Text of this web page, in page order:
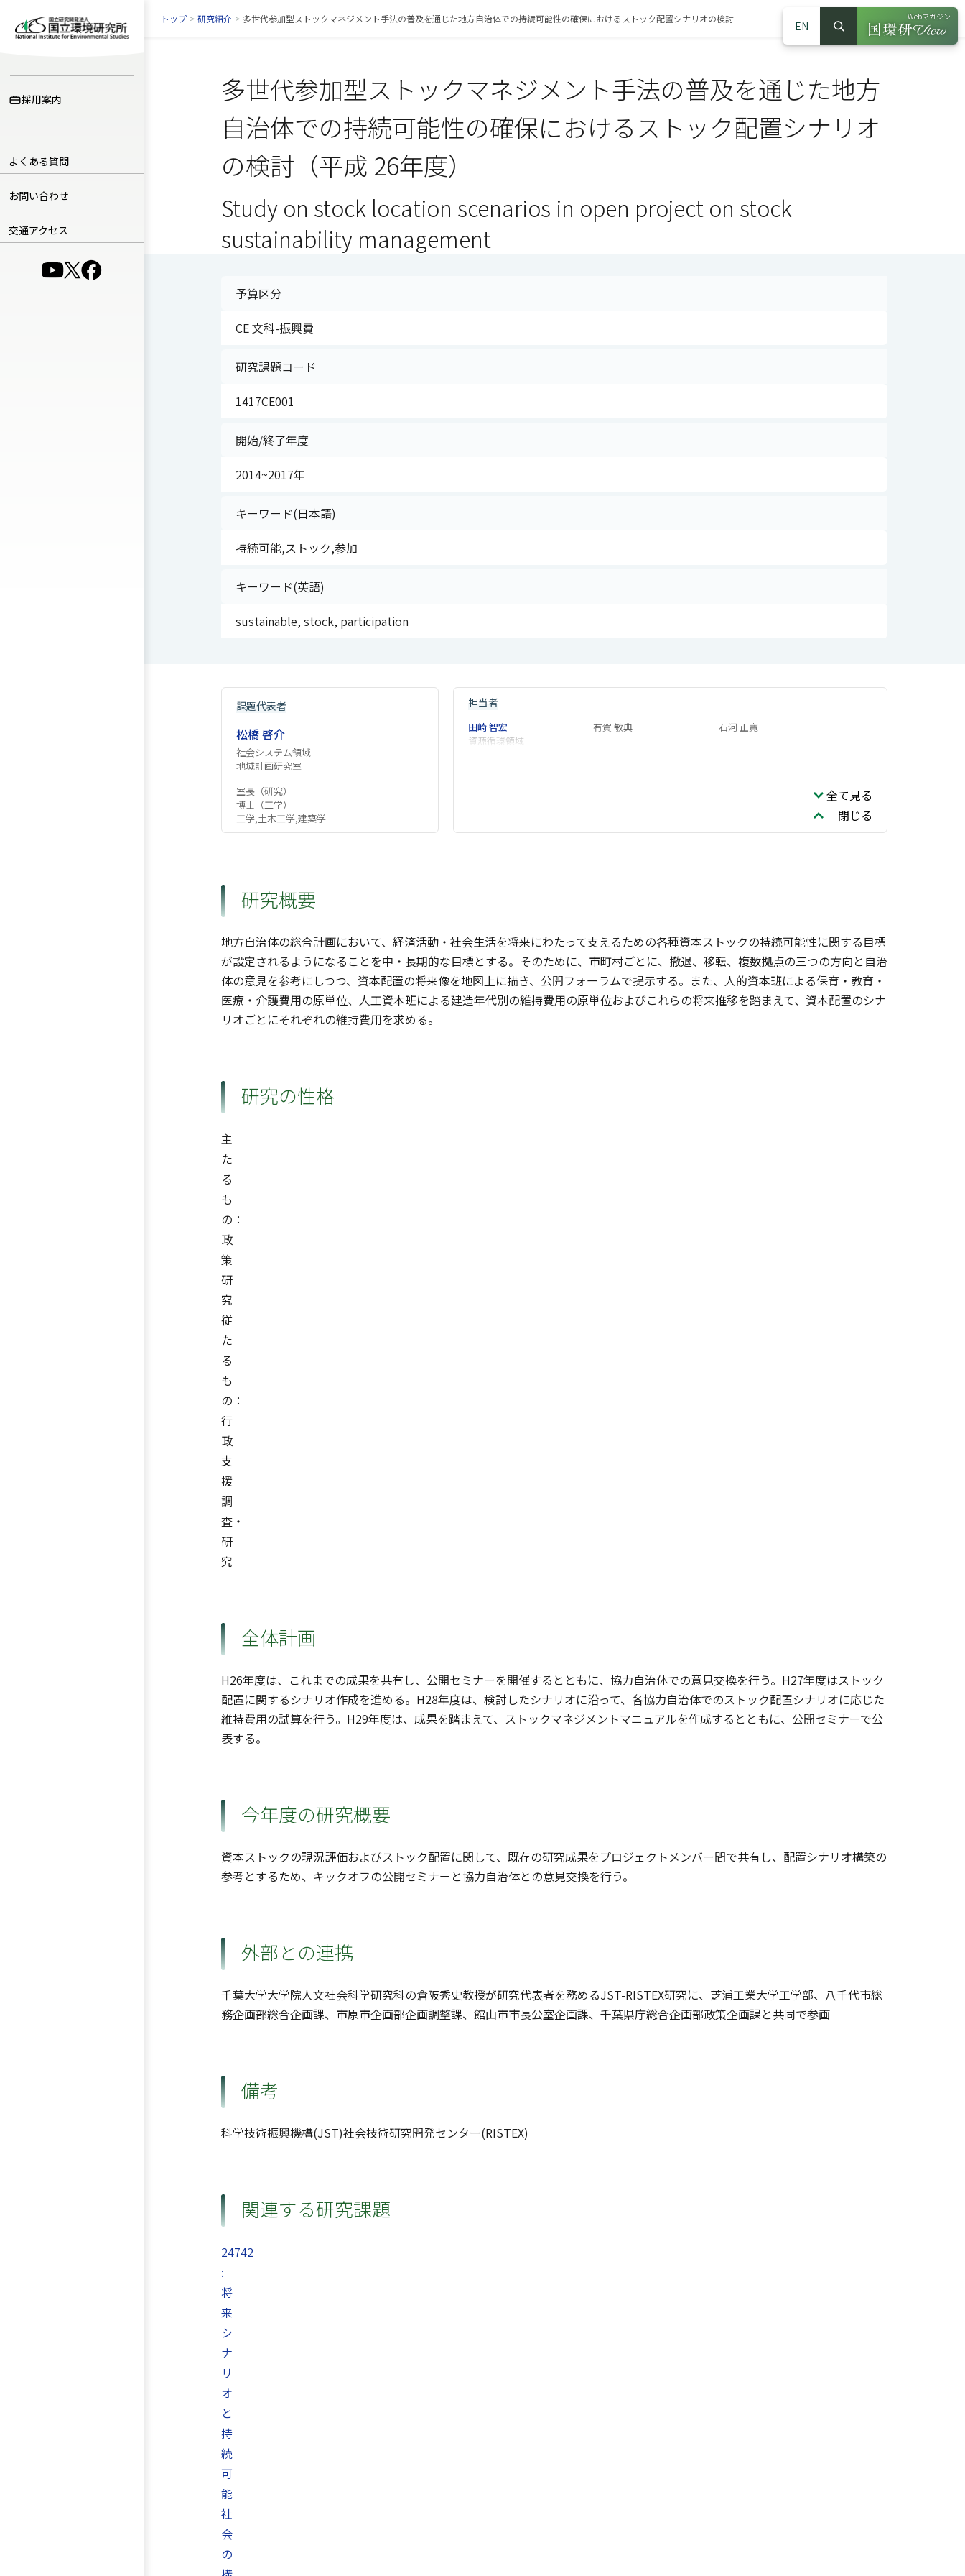
採用案内
よくある質問
お問い合わせ
交通アクセス
（別ウインドウで開きます）
（別ウインドウで開きます）
（別ウインドウで開きます）
EN
サイト内検索
検索
Webマガジン
（別ウインドウ
トップ > 研究紹介 > 多世代参加型ストックマネジメント手法の普及を通じた地方自治体での持続可能性の確保におけるストック配置シナリオの検討
多世代参加型ストックマネジメント手法の普及を通じた地方
自治体での持続可能性の確保におけるストック配置シナリオ
の検討（平成 26年度）
Study on stock location scenarios in open project on stock
sustainability management
予算区分
CE 文科-振興費
研究課題コード
1417CE001
開始/終了年度
2014~2017年
キーワード(日本語)
持続可能,ストック,参加
キーワード(英語)
sustainable, stock, participation
課題代表者
松橋 啓介
社会システム領域
地域計画研究室
室長（研究）
博士（工学）
工学,土木工学,建築学
担当者
田崎 智宏
資源循環領域
有賀 敏典 石河 正寛
全て見る
閉じる
研究概要
地方自治体の総合計画において、経済活動・社会生活を将来にわたって支えるための各種資本ストックの持続可能性に関する目標
が設定されるようになることを中・長期的な目標とする。そのために、市町村ごとに、撤退、移転、複数拠点の三つの方向と自治
体の意見を参考にしつつ、資本配置の将来像を地図上に描き、公開フォーラムで提示する。また、人的資本班による保育・教育・
医療・介護費用の原単位、人工資本班による建造年代別の維持費用の原単位およびこれらの将来推移を踏まえて、資本配置のシナ
リオごとにそれぞれの維持費用を求める。
研究の性格
主
た
る
も
の：
政
策
研
究
従
た
る
も
の：
行
政
支
援
調
査・
研
究
全体計画
H26年度は、これまでの成果を共有し、公開セミナーを開催するとともに、協力自治体での意見交換を行う。H27年度はストック
配置に関するシナリオ作成を進める。H28年度は、検討したシナリオに沿って、各協力自治体でのストック配置シナリオに応じた
維持費用の試算を行う。H29年度は、成果を踏まえて、ストックマネジメントマニュアルを作成するとともに、公開セミナーで公
表する。
今年度の研究概要
資本ストックの現況評価およびストック配置に関して、既存の研究成果をプロジェクトメンバー間で共有し、配置シナリオ構築の
参考とするため、キックオフの公開セミナーと協力自治体との意見交換を行う。
外部との連携
千葉大学大学院人文社会科学研究科の倉阪秀史教授が研究代表者を務めるJST-RISTEX研究に、芝浦工業大学工学部、八千代市総
務企画部総合企画課、市原市企画部企画調整課、館山市市長公室企画課、千葉県庁総合企画部政策企画課と共同で参画
備考
科学技術振興機構(JST)社会技術研究開発センター(RISTEX)
関連する研究課題
24742
:
将
来
シ
ナ
リ
オ
と
持
続
可
能
社
会
の